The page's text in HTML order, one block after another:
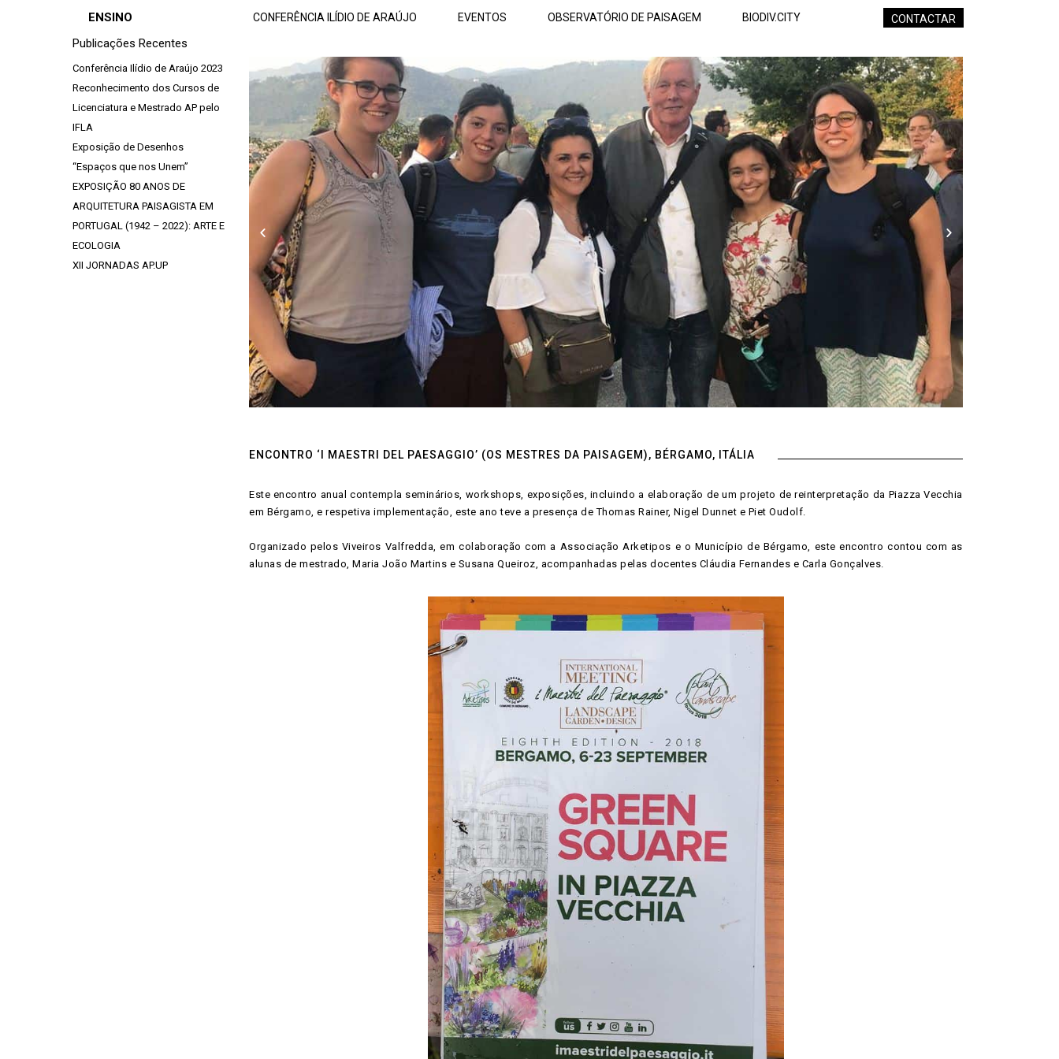
ENSINO CONFERÊNCIA ILÍDIO DE ARAÚJO EVENTOS OBSERVATÓRIO DE PAISAGEM BIODIV.CITY CONTACTAR
Publicações Recentes
Conferência Ilídio de Araújo 2023
Reconhecimento dos Cursos de
Licenciatura e Mestrado AP pelo
IFLA
Exposição de Desenhos
“Espaços que nos Unem”
EXPOSIÇÃO 80 ANOS DE
ARQUITETURA PAISAGISTA EM
PORTUGAL (1942 – 2022): ARTE E
ECOLOGIA
XII JORNADAS AP.UP
Previous Next
ENCONTRO ‘I MAESTRI DEL PAESAGGIO’ (OS MESTRES DA PAISAGEM), BÉRGAMO, ITÁLIA
Este encontro anual contempla seminários, workshops, exposições, incluindo a elaboração de um projeto de reinterpretação da Piazza Vecchia
em Bérgamo, e respetiva implementação, este ano teve a presença de Thomas Rainer, Nigel Dunnet e Piet Oudolf.
Organizado pelos Viveiros Valfredda, em colaboração com a Associação Arketipos e o Município de Bérgamo, este encontro contou com as
alunas de mestrado, Maria João Martins e Susana Queiroz, acompanhadas pelas docentes Cláudia Fernandes e Carla Gonçalves.